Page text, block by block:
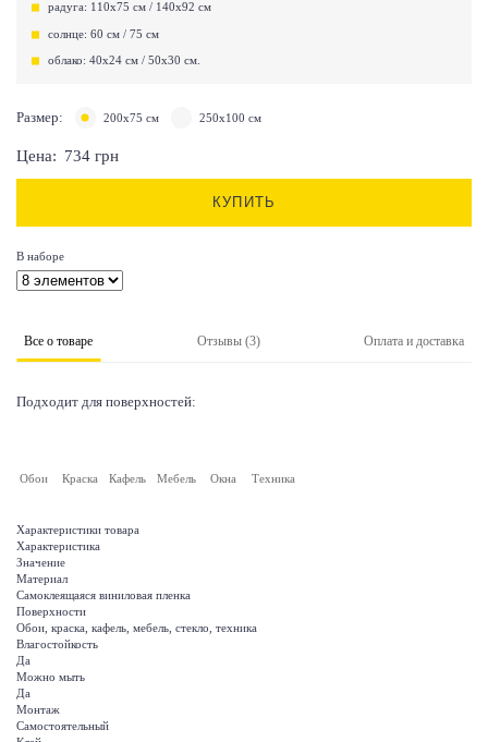
радуга: 110х75 см / 140х92 см
солнце: 60 см / 75 см
облако: 40х24 см / 50х30 см.
Размер: 200х75 см 250х100 см
Цена: 734 грн
КУПИТЬ
В наборе
Все о товаре Отзывы (3) Оплата и доставка
Подходит для поверхностей:
Обои Краска Кафель Мебель Окна Техника
Характеристики товара
Характеристика
Значение
Материал
Самоклеящаяся виниловая пленка
Поверхности
Обои, краска, кафель, мебель, стекло, техника
Влагостойкость
Да
Можно мыть
Да
Монтаж
Самостоятельный